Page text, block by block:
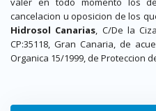
cancelacion u oposicion de los
Hidrosol Canarias, C/De la
CP:35118, Gran Canaria, de
Organica 15/1999, de Proteccion